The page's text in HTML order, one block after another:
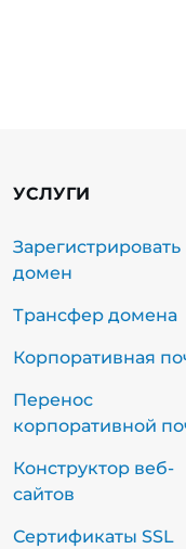
УСЛУГИ
Зарегистрировать
домен
Трансфер домена
Корпоративная
Перенос
корпоративной
Конструктор веб-
сайтов
Сертификаты SSL